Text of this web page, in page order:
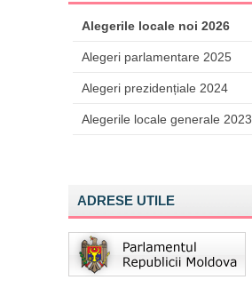
Alegerile locale noi 2026
Alegeri parlamentare 2025
Alegeri prezidențiale 2024
Alegerile locale generale 2023
ADRESE UTILE